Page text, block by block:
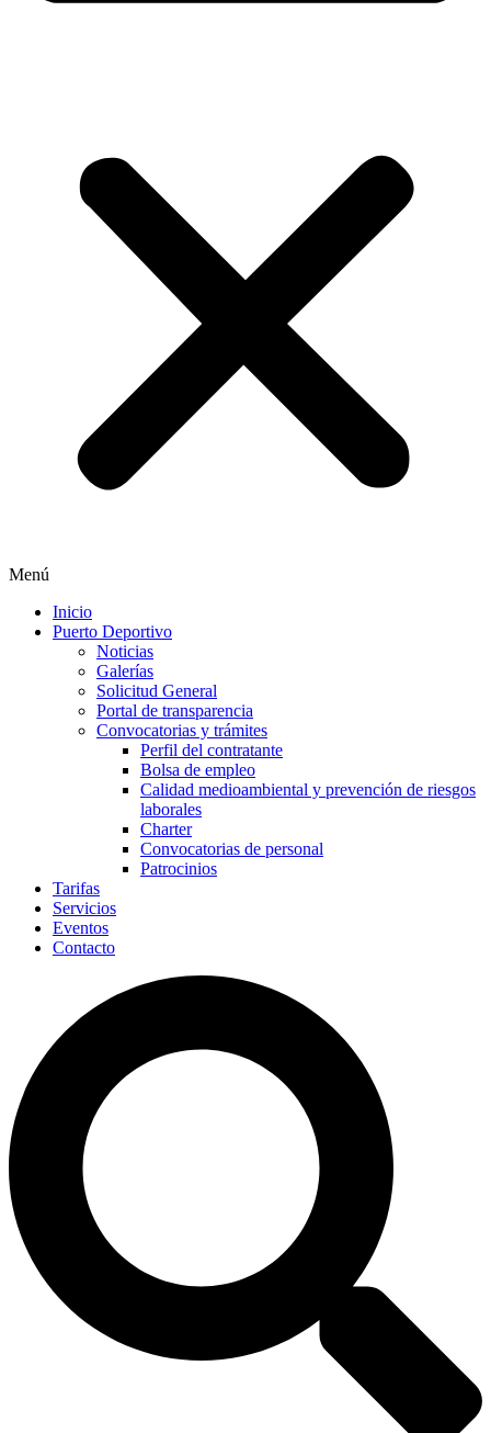
Menú
Inicio
Puerto Deportivo
Noticias
Galerías
Solicitud General
Portal de transparencia
Convocatorias y trámites
Perfil del contratante
Bolsa de empleo
Calidad medioambiental y prevención de riesgos
laborales
Charter
Convocatorias de personal
Patrocinios
Tarifas
Servicios
Eventos
Contacto